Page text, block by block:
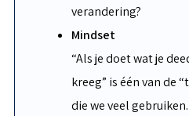
verandering?
Mindset
“Als je doet wat je
kreeg” is één van de
die we veel